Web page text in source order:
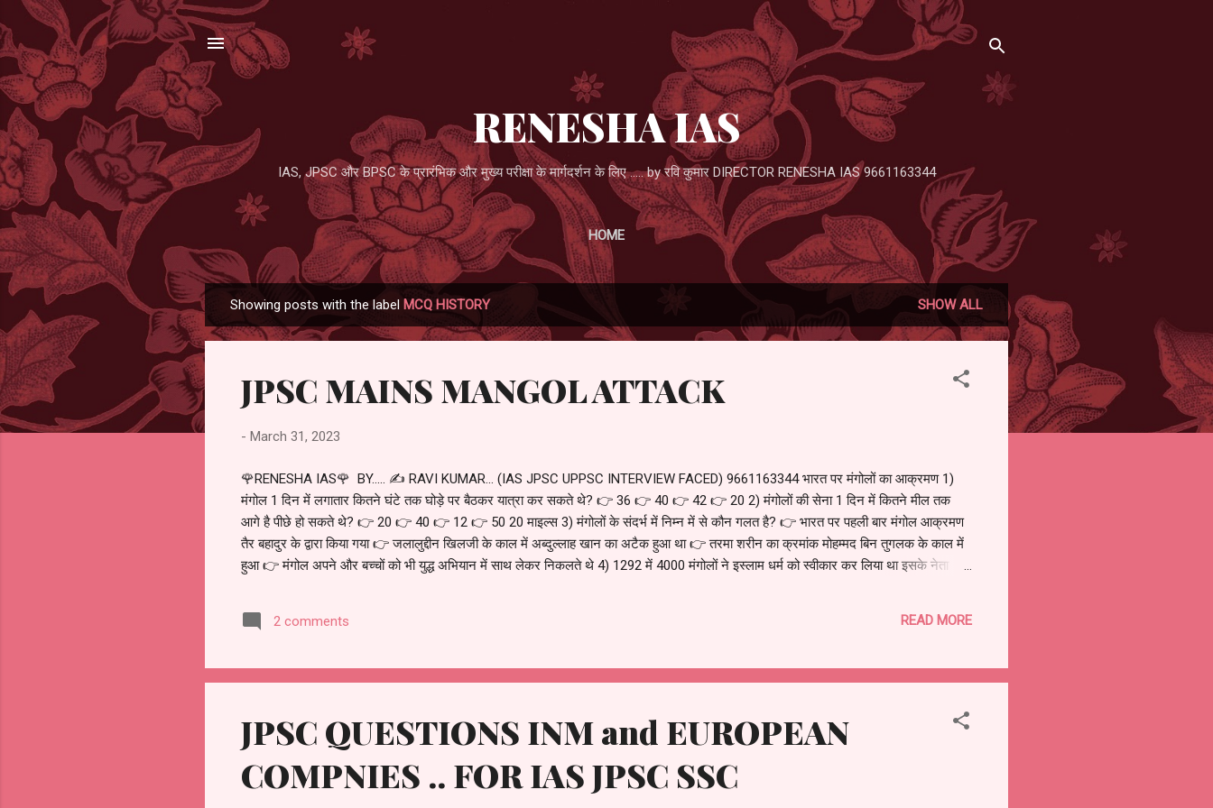
RENESHA IAS
IAS, JPSC और BPSC के प्रारंभिक और मुख्य परीक्षा के मार्गदर्शन के लिए ..... by रवि कुमार DIRECTOR RENESHA IAS 9661163344
HOME
o
Showing posts with the label MCQ HISTORY SHOW ALL
JPSC MAINS MANGOL ATTACK
- March 31, 2023
🌹RENESHA IAS🌹 BY..... ✍️ RAVI KUMAR... (IAS JPSC UPPSC INTERVIEW FACED) 9661163344 भारत पर मंगोलों का आक्रमण 1)
मंगोल 1 दिन में लगातार कितने घंटे तक घोड़े पर बैठकर यात्रा कर सकते थे? 👉 36 👉 40 👉 42 👉 20 2) मंगोलों की सेना 1 दिन में कितने मील तक
आगे है पीछे हो सकते थे? 👉 20 👉 40 👉 12 👉 50 20 माइल्स 3) मंगोलों के संदर्भ में निम्न में से कौन गलत है? 👉 भारत पर पहली बार मंगोल आक्रमण
तैर बहादुर के द्वारा किया गया 👉 जलालुद्दीन खिलजी के काल में अब्दुल्लाह खान का अटैक हुआ था 👉 तरमा शरीन का क्रमांक मोहम्मद बिन तुगलक के काल में
हुआ 👉 मंगोल अपने और बच्चों को भी युद्ध अभियान में साथ लेकर निकलते थे 4) 1292 में 4000 मंगोलों ने इस्लाम धर्म को स्वीकार कर लिया था इसके नेता
था? 👉 व्यास 👉 काबूल 👉 झेलम 👉 उपरोक्त में से क...
2 comments READ MORE
JPSC QUESTIONS INM and EUROPEAN
COMPNIES .. FOR IAS JPSC SSC